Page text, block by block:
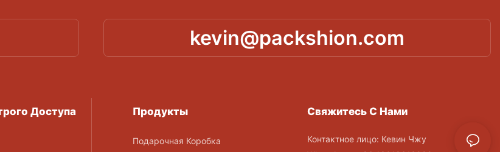
kevin@packshion.com
Доступа Продукты
Подарочная Коробка
Свяжитесь С Нами
Контактное лицо: Кевин Чжу